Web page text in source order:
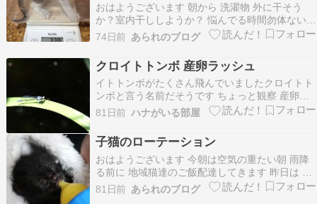
おはようございます 朝から 洗濯物 外に干そう
か？室内干ししようか？ 悩んでる時間勿体ない
一昨日の夜 寝落ちしていて・・・ ラインに電話
気付かず 気が付いたら ヴィオラママからのSOS
叔母さんの家の前の河原で 子猫が１匹泣いてたそ
うで・・・・ ７０代の叔母さんが直ぐに保護し…
74日前 あられのブログ
クロイトトンボ 産卵ラッシュ
イトトンボがたくさん飛んでいましたクロイトト
ンボと言う名前だそうです ちょっと観察 産卵時
期のようで あちこちで 連なってました 産卵が始
まりました ここは人気の場所のようで…… 3組が
同じ水草に産卵しています ビックリ‼️です しかも
写真では わかりにくいかもしれませんが …
81日前 ハナがいる部屋
子猫のローテーション
おはようございます 今朝は空気の重たい朝 雨降
る前に 地域猫達のご飯配達してきます 昨日は 一
昨日緊急保護した乳飲み子と オンリー１はじめな
つ 子猫のローテーション ４月２８日にセンター
81日前 あられのブログ